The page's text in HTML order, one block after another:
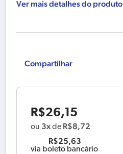
Ver mais detalhes do produto
Compartilhar
R$26,15
ou 3xde R$8,72
R$25,63
via boleto bancário